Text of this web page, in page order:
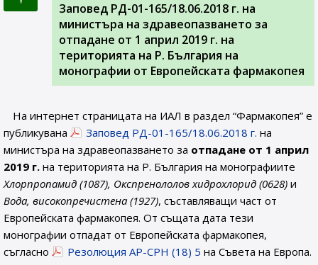
Заповед РД-01-165/18.06.2018 г. на
министъра на здравеопазването за
отпадане от 1 април 2019 г. на
територията на Р. България на
монографии от Европейската фармакопея
На интернет страницата на ИАЛ в раздел “Фармакопея” е
публикувана
Заповед РД-01-165/18.06.2018 г. на
министъра на здравеопазването за отпадане от 1 април
2019 г. на територията на Р. България на монографиите
Хлорпропамид (1087), Окспренололов хидрохлорид (0628) и
Вода, високопречистена (1927), съставляващи част от
Европейската фармакопея. От същата дата тези
монографии отпадат от Европейската фармакопея,
съгласно
Резолюция AP-CPH (18) 5 на Съвета на Европа.